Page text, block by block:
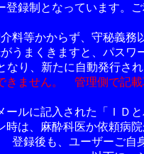
登録制となっています。
料等かからず、守秘義務
まくきますと、パスワ
、新たに自動発行され
きません。 管理側で記
に記入された「ＩＤと
、麻酔科医か依頼病院
録後も、ユーザーご自身